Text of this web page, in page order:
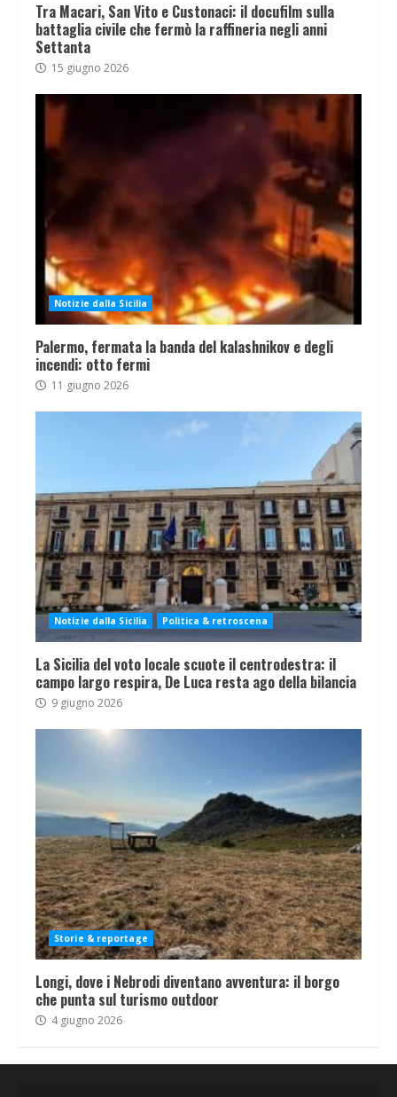
Tra Macari, San Vito e Custonaci: il docufilm sulla
battaglia civile che fermò la raffineria negli anni
Settanta
15 giugno 2026
Notizie dalla Sicilia
Palermo, fermata la banda del kalashnikov e degli
incendi: otto fermi
11 giugno 2026
Notizie dalla Sicilia Politica & retroscena
La Sicilia del voto locale scuote il centrodestra: il
campo largo respira, De Luca resta ago della bilancia
9 giugno 2026
Storie & reportage
Longi, dove i Nebrodi diventano avventura: il borgo
che punta sul turismo outdoor
4 giugno 2026